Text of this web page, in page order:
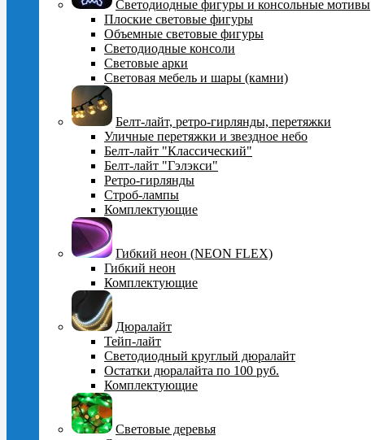
Cветодиодные фигуры и консольные мотивы
Плоские световые фигуры
Объемные световые фигуры
Светодиодные консоли
Световые арки
Световая мебель и шары (камни)
Белт-лайт, ретро-гирлянды, перетяжки
Уличные перетяжки и звездное небо
Белт-лайт "Классический"
Белт-лайт "Гэлэкси"
Ретро-гирлянды
Строб-лампы
Комплектующие
Гибкий неон (NEON FLEX)
Гибкий неон
Комплектующие
Дюралайт
Тейп-лайт
Светодиодный круглый дюралайт
Остатки дюралайта по 100 руб.
Комплектующие
Световые деревья